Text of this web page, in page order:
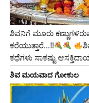
ಶಿವನಿಗೆ ಮೂರು
ಕರೆಯುತ್ತಾರೆ…!!
ಕಥೆಗಳು ಸಾಕಷ್ಟು
ಶಿವ ಮಯವಾದ ಗೋಕುಲ